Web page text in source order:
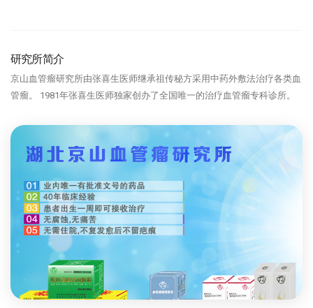
研究所简介
京山血管瘤研究所由张喜生医师继承祖传秘方采用中药外敷法治疗各类血
管瘤。 1981年张喜生医师独家创办了全国唯一的治疗血管瘤专科诊所。